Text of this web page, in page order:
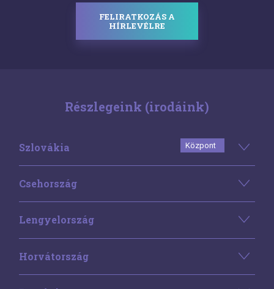
FELIRATKOZÁS A
HÍRLEVÉLRE
Részlegeink (irodáink)
Szlovákia Központ
Csehország
Lengyelország
Horvátország